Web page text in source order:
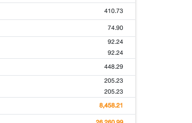
410.73
74.90
92.24
92.24
448.29
205.23
205.23
8,458.21